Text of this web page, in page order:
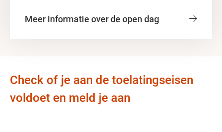
Meer informatie over de open dag
Check of je aan de toelatingseisen
voldoet en meld je aan